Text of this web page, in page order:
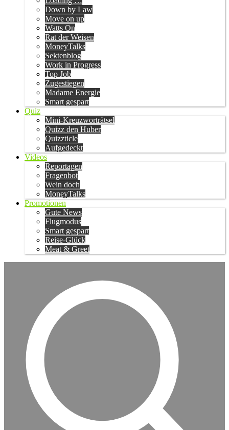
Down by Law
Move on up
Watts On
Rat der Weisen
MoneyTalks
Sektenblog
Work in Progress
Top Job
Zugestiegen
Madame Energie
Smart gespart
Quiz
Mini-Kreuzworträtsel
Quizz den Huber
Quizzticle
Aufgedeckt
Videos
Reportagen
Fragenbot
Wein doch
MoneyTalks
Promotionen
Gute News
Flugmodus
Smart gespart
Reise-Glück
Meat & Greet